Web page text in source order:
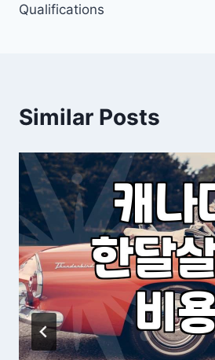
Qualifications
Similar Posts